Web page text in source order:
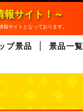
報サイト！～
サイトとなっております。
プ景品
景品一覧